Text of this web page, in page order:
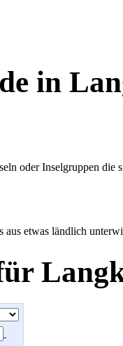
in
oder Inselgruppen
aus etwas ländlich